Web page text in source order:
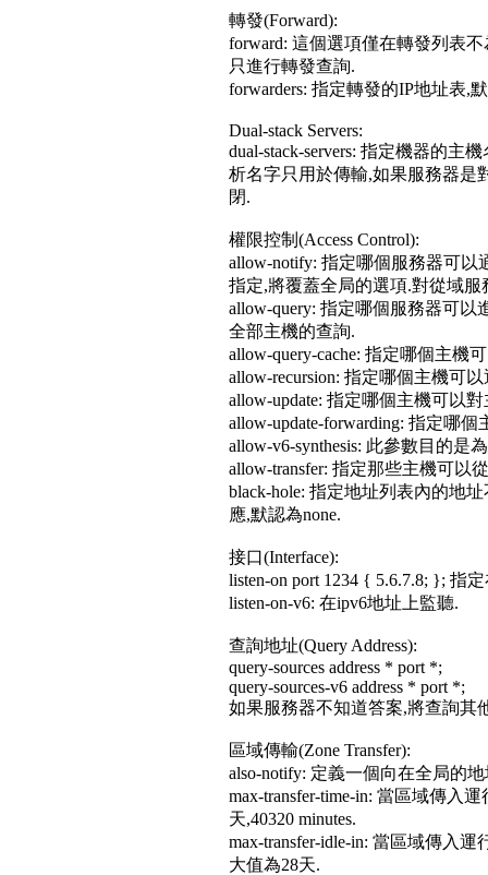
轉發(Forward):
forward: 這個選項僅在轉發列表
只進行轉發查詢.
forwarders: 指定轉發的IP地址表,
Dual-stack Servers:
dual-stack-servers: 指定機器的主
析名字只用於傳輸,如果服務器是
閉.
權限控制(Access Control):
allow-notify: 指定哪個服務器可以
指定,將覆蓋全局的選項.對從域
allow-query: 指定哪個服務器可
全部主機的查詢.
allow-query-cache: 指定哪個主機
allow-recursion: 指定哪個主機可
allow-update: 指定哪個主機可以
allow-update-forwarding: 指定哪
allow-v6-synthesis: 此參數目的
allow-transfer: 指定那些主機可以
black-hole: 指定地址列表內的地
應,默認為none.
接口(Interface):
listen-on port 1234 { 5.6.7.8; }; 指
listen-on-v6: 在ipv6地址上監聽.
查詢地址(Query Address):
query-sources address * port *;
query-sources-v6 address * port *;
如果服務器不知道答案,將查詢其
區域傳輸(Zone Transfer):
also-notify: 定義一個向在全局的
max-transfer-time-in: 當區域傳入
天,40320 minutes.
max-transfer-idle-in: 當區域傳入
大值為28天.